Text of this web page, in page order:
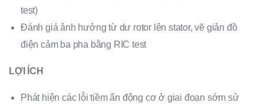
test)
Đánh giá ảnh hưởng từ dư rotor lên stator, vẽ giản đồ
điện cảm ba pha bằng RIC test
LỢI ÍCH
Phát hiện các lỗi tiềm ẩn động cơ ở giai đoạn sớm sử